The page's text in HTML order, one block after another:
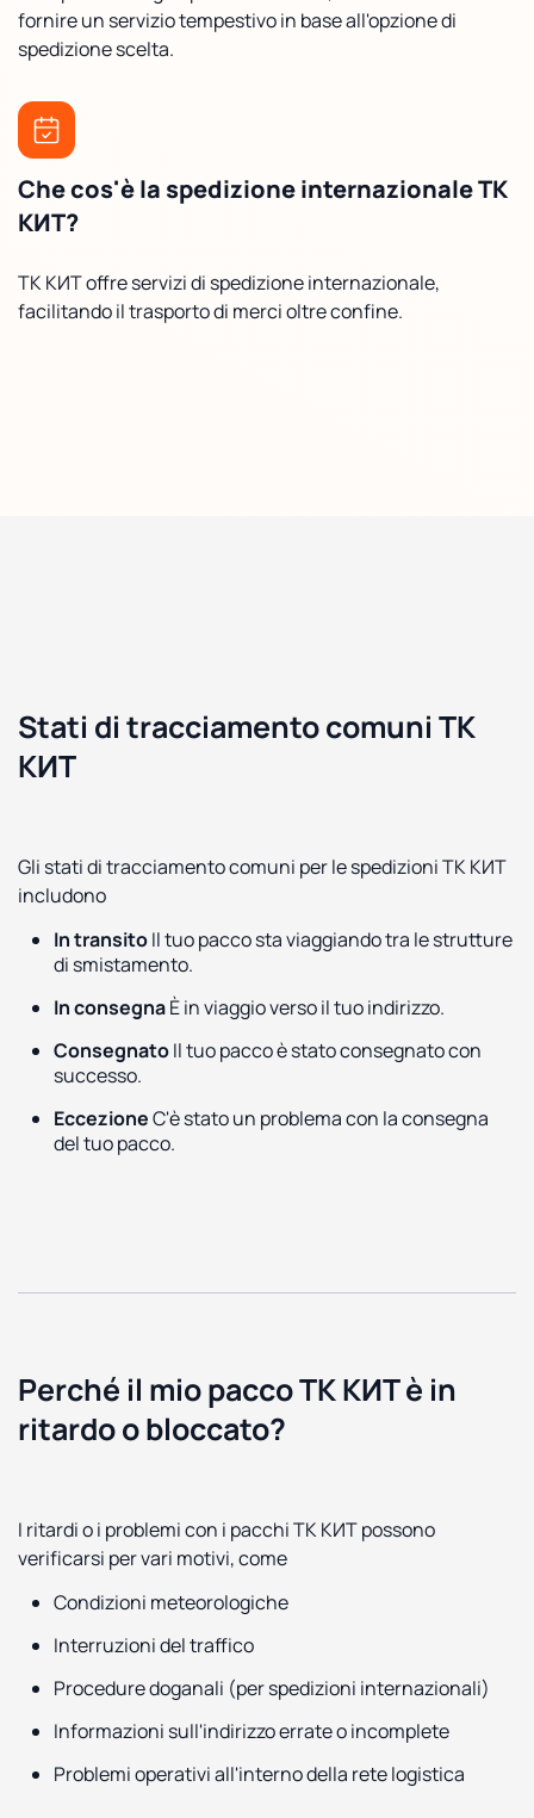
fornire un servizio tempestivo in base all'opzione di
spedizione scelta.
Che cos'è la spedizione internazionale ТК
КИТ?
ТК КИТ offre servizi di spedizione internazionale,
facilitando il trasporto di merci oltre confine.
Stati di tracciamento comuni ТК
КИТ
Gli stati di tracciamento comuni per le spedizioni ТК КИТ
includono
In transitoIl tuo pacco sta viaggiando tra le strutture
di smistamento.
In consegnaÈ in viaggio verso il tuo indirizzo.
ConsegnatoIl tuo pacco è stato consegnato con
successo.
EccezioneC'è stato un problema con la consegna
del tuo pacco.
Perché il mio pacco ТК КИТ è in
ritardo o bloccato?
I ritardi o i problemi con i pacchi ТК КИТ possono
verificarsi per vari motivi, come
Condizioni meteorologiche
Interruzioni del traffico
Procedure doganali (per spedizioni internazionali)
Informazioni sull'indirizzo errate o incomplete
Problemi operativi all'interno della rete logistica